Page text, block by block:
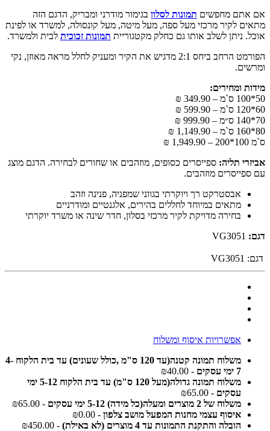
אם אתם מחפשים תמונות לסלון בגימור מודרני ומבריק, הדגם הזה
מתאים לקיר מרכזי מעל ספה, מעל מיטה, מעל קונסולה, למשרד או לפינת
אוכל. ניתן לשלב אותו גם כחלק מקטגוריית תמונות זכוכית לבית ולמשרד.
הפורמט הרחב ביחס 2:1 מדגיש את הקיר ומעניק לחלל מראה מאוזן, נקי
ומרשים.
מידות ומחירים:
50*100 ס`מ – 349.90 ₪
60*120 ס`מ – 599.90 ₪
70*140 ס״מ – 999.90 ₪
80*160 ס`מ – 1,149.90 ₪
ס`מ 100*200 – 1,949.90 ₪
אביזרי תליה: ספייסרים כסופים, מוזהבים או שחורים לבחירה. הדגם מוצג
עם ספייסרים מוזהבים.
אבסטרקט רך ויוקרתי בגווני שמפניה, פנינה וזהב
מתאים במיוחד לחללים בהירים, אלגנטיים ומודרניים
בחירה מדויקת לקיר מרכזי בסלון, חדר שינה או משרד יוקרתי
דגם:
דגם: VG3051
אפשרויות איסוף ומשלוח
משלוח תמונה קטנה(עד 120 ס"מ ,כולל שעונים) עד בית הלקוח 4-
7 ימי עסקים
- ₪40.00
משלוח תמונה גדולה(מעל 120 ס"מ) עד בית הלקוח 5-12 ימי
עסקים - ₪65.00
משלוח של 2 מוצרים ומעלה(כל מידה) 5-12 ימי עסקים
- ₪65.00
איסוף עצמי מחנות המפעל מושב צלפון - ₪0.00
הובלה והתקנת התמונות עד 4 מוצרים (לא באילת)
- ₪450.00